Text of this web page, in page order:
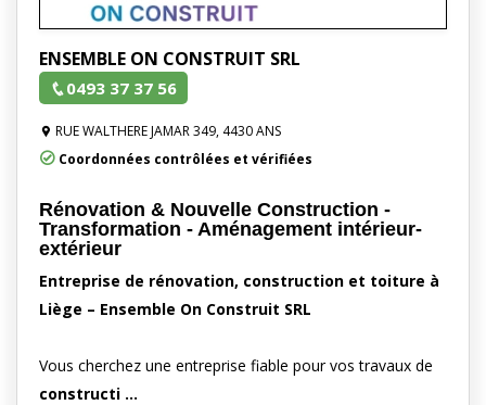
ENSEMBLE ON CONSTRUIT SRL
0493 37 37 56
RUE WALTHERE JAMAR 349, 4430 ANS
Coordonnées contrôlées et vérifiées
Rénovation & Nouvelle Construction -
Transformation - Aménagement intérieur-
extérieur
Entreprise de rénovation, construction et toiture à
Liège – Ensemble On Construit SRL
Vous cherchez une entreprise fiable pour vos travaux de
constructi …